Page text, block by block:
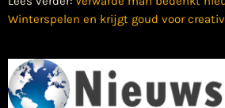
Winterspelen en krijgt goud voor